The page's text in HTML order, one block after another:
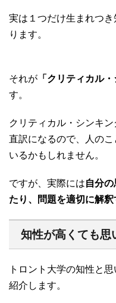
実は１つだけ生まれつ
ります。
それが 「クリティカル・
す。
クリティカル・シンキ
直訳になるので、人の
いるかもしれません。
ですが、実際には自分
たり、問題を適切に解釈
知性が高くても思
トロント大学の知性と
紹介します。